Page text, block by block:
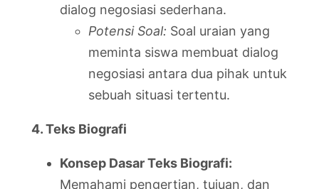
dialog negosiasi sederhana.
Potensi Soal: Soal uraian yang
meminta siswa membuat dialog
negosiasi antara dua pihak untuk
sebuah situasi tertentu.
4. Teks Biografi
Konsep Dasar Teks Biografi:
Memahami pengertian, tujuan, dan